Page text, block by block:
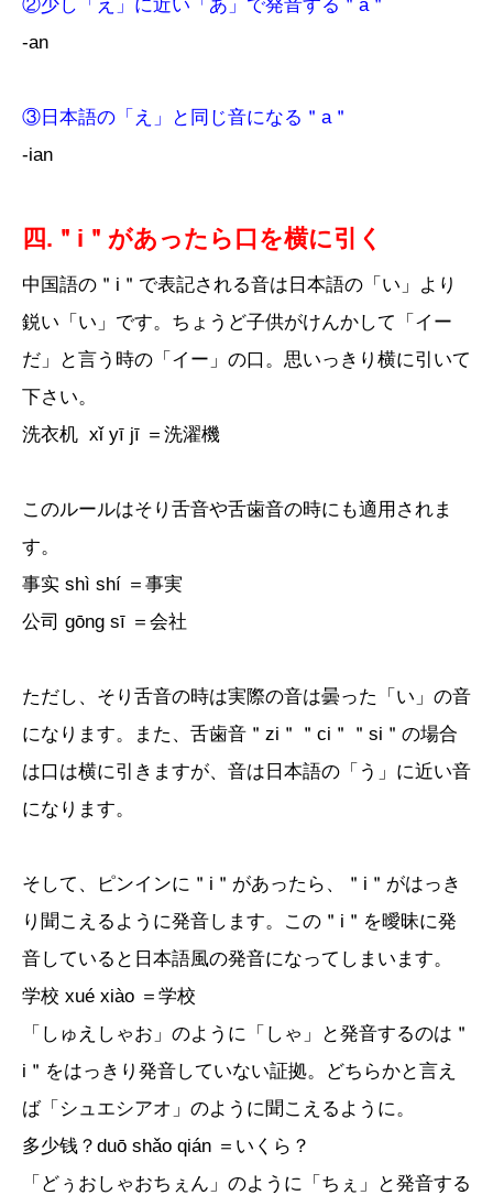
②少し「え」に近い「あ」で発音する＂a＂
-an
③日本語の「え」と同じ音になる＂a＂
-ian
四.＂i＂があったら口を横に引く
中国語の＂i＂で表記される音は日本語の「い」より
鋭い「い」です。ちょうど子供がけんかして「イー
だ」と言う時の「イー」の口。思いっきり横に引いて
下さい。
洗衣机 xǐ yī jī ＝洗濯機
このルールはそり舌音や舌歯音の時にも適用されま
す。
事实 shì shí ＝事実
公司 gōng sī ＝会社
ただし、そり舌音の時は実際の音は曇った「い」の音
になります。また、舌歯音＂zi＂＂ci＂＂si＂の場合
は口は横に引きますが、音は日本語の「う」に近い音
になります。
そして、ピンインに＂i＂があったら、＂i＂がはっき
り聞こえるように発音します。この＂i＂を曖昧に発
音していると日本語風の発音になってしまいます。
学校 xué xiào ＝学校
「しゅえしゃお」のように「しゃ」と発音するのは＂
i＂をはっきり発音していない証拠。どちらかと言え
ば「シュエシアオ」のように聞こえるように。
多少钱？duō shǎo qián ＝いくら？
「どぅおしゃおちぇん」のように「ちぇ」と発音する